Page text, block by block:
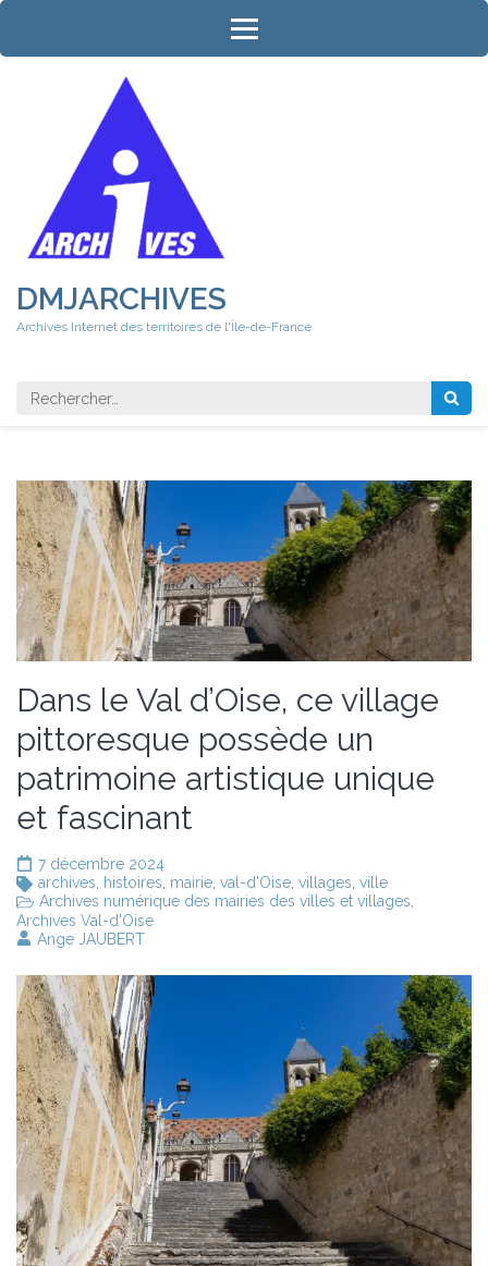
Aller
contenu
DMJARCHIVES
Archives Internet des territoires de l'Île-de-France
Rechercher
Dans le Val d’Oise, ce village
pittoresque possède un
patrimoine artistique unique
et fascinant
7 décembre 2024
archives
histoires mairie val-d'Oise villages ville
Archives numérique des mairies des villes et villages
Archives Val-d'Oise
Ange JAUBERT